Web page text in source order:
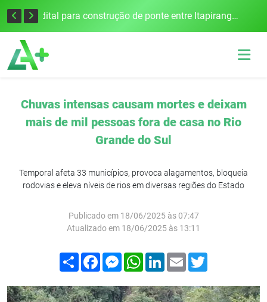
Edital para construção de ponte entre Itapiranga e Barra do Guarita deve ser lançado no segundo semestre
Chuvas intensas causam mortes e deixam
mais de mil pessoas fora de casa no Rio
Grande do Sul
Temporal afeta 33 municípios, provoca alagamentos, bloqueia
rodovias e eleva níveis de rios em diversas regiões do Estado
Publicado em 18/06/2025 às 07:47
Atualizado em 18/06/2025 às 13:11
Compartilhar
FacebookMessenger
WhatsApp
LinkedIn
Email